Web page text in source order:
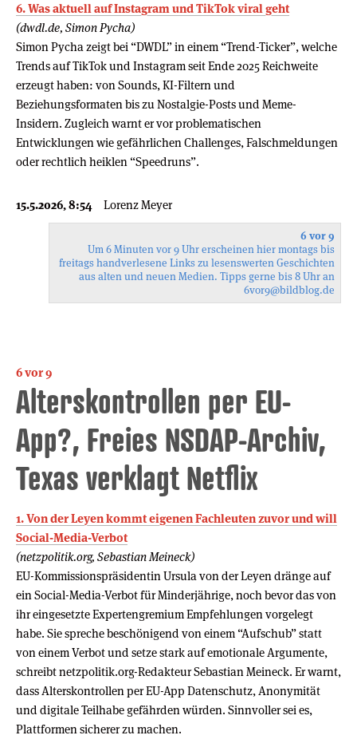
6. Was aktuell auf Instagram und TikTok viral geht
(dwdl.de, Simon Pycha)
Simon Pycha zeigt bei “DWDL” in einem “Trend-Ticker”, welche
Trends auf TikTok und Instagram seit Ende 2025 Reichweite
erzeugt haben: von Sounds, KI-Filtern und
Beziehungsformaten bis zu Nostalgie-Posts und Meme-
Insidern. Zugleich warnt er vor problematischen
Entwicklungen wie gefährlichen Challenges, Falschmeldungen
oder rechtlich heiklen “Speedruns”.
15.5.2026, 8:54 Lorenz Meyer
6 vor 9
Um 6 Minuten vor 9 Uhr erscheinen hier montags bis
freitags handverlesene Links zu lesenswerten Geschichten
aus alten und neuen Medien. Tipps gerne bis 8 Uhr an
6vor9@bildblog.de
6 vor 9
Alterskontrollen per EU-
App?, Freies NSDAP-Archiv,
Texas verklagt Netflix
1. Von der Leyen kommt eigenen Fachleuten zuvor und will
Social-Media-Verbot
(netzpolitik.org, Sebastian Meineck)
EU-Kommissionspräsidentin Ursula von der Leyen dränge auf
ein Social-Media-Verbot für Minderjährige, noch bevor das von
ihr eingesetzte Expertengremium Empfehlungen vorgelegt
habe. Sie spreche beschönigend von einem “Aufschub” statt
von einem Verbot und setze stark auf emotionale Argumente,
schreibt netzpolitik.org-Redakteur Sebastian Meineck. Er warnt,
dass Alterskontrollen per EU-App Datenschutz, Anonymität
und digitale Teilhabe gefährden würden. Sinnvoller sei es,
Plattformen sicherer zu machen.